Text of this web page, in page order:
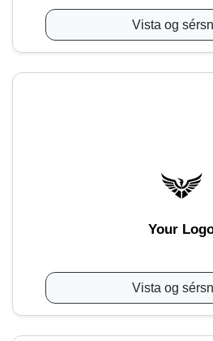
Vista og
Your
Vista og